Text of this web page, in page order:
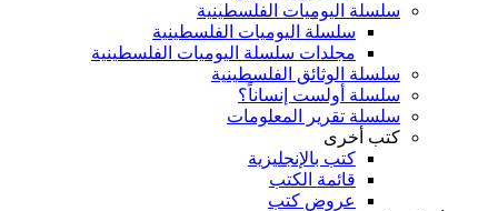
سلسلة اليوميات الفلسطينية
سلسلة اليوميات الفلسطينية
مجلدات سلسلة اليوميات الفلسطينية
سلسلة الوثائق الفلسطينية
سلسلة أولست إنساناً؟
سلسلة تقرير المعلومات
كتب أخرى
كتب بالإنجليزية
قائمة الكتب
عروض كتب